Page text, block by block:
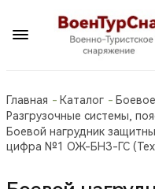
Главная Каталог
Разгрузочные системы,
Боевой нагрудник
цифра №1 ОЖ-БНЗ-ГС